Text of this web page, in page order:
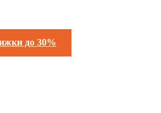
до 30%